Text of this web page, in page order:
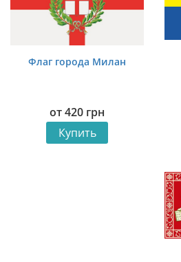
Флаг города Милан
от420 грн
Купить